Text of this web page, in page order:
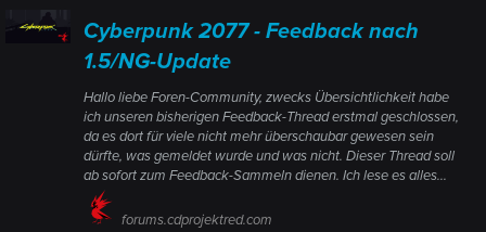
Cyberpunk 2077 - Feedback nach
1.5/NG-Update
Hallo liebe Foren-Community, zwecks Übersichtlichkeit habe
ich unseren bisherigen Feedback-Thread erstmal geschlossen,
da es dort für viele nicht mehr überschaubar gewesen sein
dürfte, was gemeldet wurde und was nicht. Dieser Thread soll
ab sofort zum Feedback-Sammeln dienen. Ich lese es alles...
forums.cdprojektred.com